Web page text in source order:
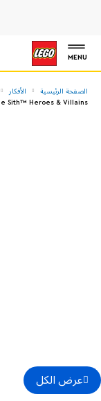
MENU
الصفحة الرئيسية الأفكار
Sith™ Heroes & Villains
عرض الكل